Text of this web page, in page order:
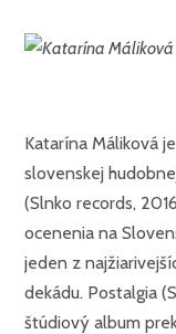
Katarína Máliková
slovenskej
(Slnko records,
ocenenia na
jeden z
dekádu. Postalgia
štúdiový album